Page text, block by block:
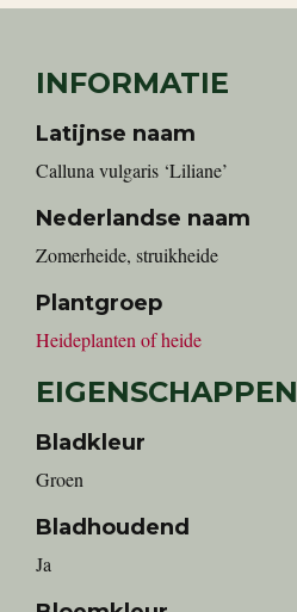
INFORMATIE
Latijnse naam
Calluna vulgaris ‘Liliane’
Nederlandse naam
zomerheide, struikheide
Plantgroep
Heideplanten of heide
EIGENSCHAPPEN
Bladkleur
Groen
Bladhoudend
Ja